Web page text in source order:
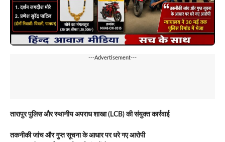
---Advertisement---
तारापुर पुलिस और स्थानीय अपराध शाखा (LCB) की संयुक्त कार्रवाई
तकनीकी जांच और गुप्त सूचना के आधार पर धरे गए आरोपी